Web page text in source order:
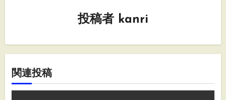
ョ
ン
投稿者 kanri
関連投稿